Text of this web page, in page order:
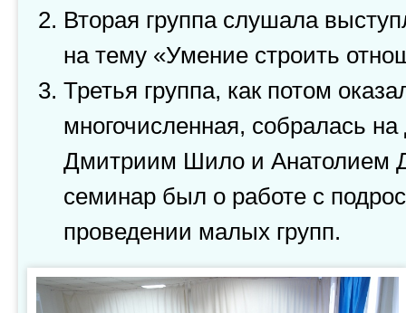
Вторая группа слушала
на тему «Умение строить
Третья группа, как потом
многочисленная, собралась
Дмитриим Шило и Анатолием
семинар был о работе с
проведении малых групп.